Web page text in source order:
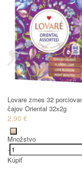
Lovare zmes 32
čajov Oriental 32x2g
2.90 €
Množstvo
-
Kúpiť